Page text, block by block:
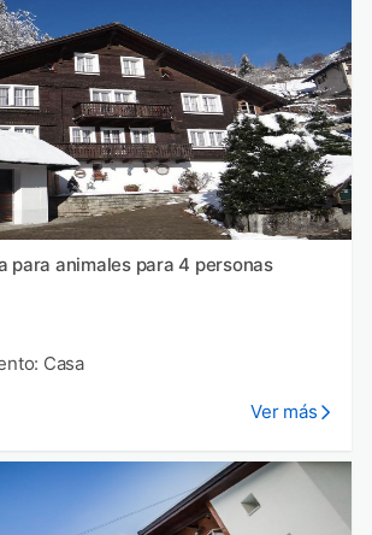
para animales para 4 personas
Casa
Ver más